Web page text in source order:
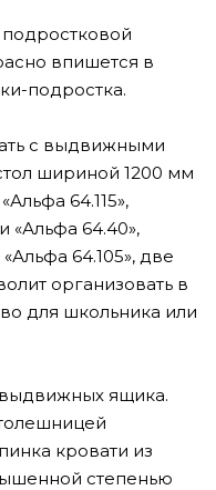
впишется в
подростка.
с выдвижными
шириной 1200 мм
64.115»,
«Альфа 64.40»,
64.105», две
организовать в
для школьника или
ящика.
кровати из
степенью